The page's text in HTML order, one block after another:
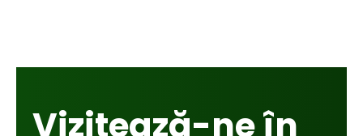
Vizitează-ne în